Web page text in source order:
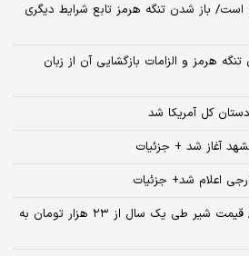
است/ باز شدن تنگه هرمز تابع شرایط دیگری
هرمز و الزامات بازگشایی آن از زبان
کل آمریکا شد
آغاز شد + جزئیات
اعلام شد+ جزئیات
افزایش نجومی قیمت لبنیات/ قیمت شیر طی یک سال از ۲۳ هزار تومان به